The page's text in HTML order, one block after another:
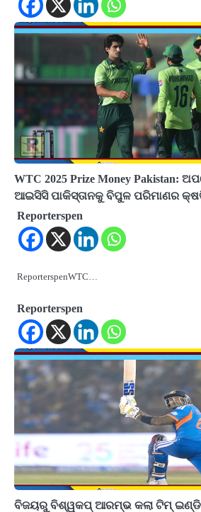
WTC 2025 Prize Money Pakistan:
ଆଇସିସି ପାକିସ୍ତାନକୁ ବିପୁଳ ପରିମାଣର
Reporterspen
ReporterspenWTC…
Reporterspen
ବିଜୟରୁ ବିଶ୍ୱକପ୍‌ ଆରମ୍ଭ କଲା ଟିମ୍‌